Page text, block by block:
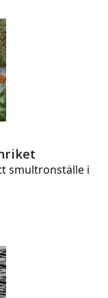
smultronställe i